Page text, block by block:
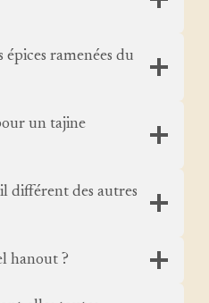
épices ramenées du
un tajine
différent des autres
hanout ?